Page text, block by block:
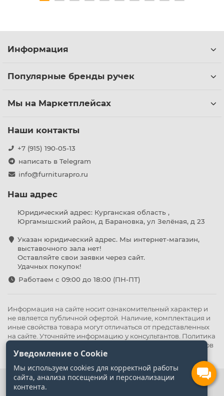
Информация
Популярные бренды ручек
Мы на Маркетплейсах
Наши контакты
+7 (915) 190-05-13
написать в Telegram
info@furniturapro.ru
Наш адрес
Юридический адрес: Курганская область ,
Юргамышский район, д Барановка, ул Зелёная, д 23
Указан юридический адрес. Мы интернет-магазин,
выставочного зала нет!
Оставляйте свои заявки через сайт.
Удачных покупок!
Работаем с 09:00 до 18:00 (ПН-ПТ)
Информация на сайте носит ознакомительный характер и
не является публичной офертой. Наличие, комплектация и
иные свойства товара могут отличаться от представленных
на сайте. Уточняйте информацию у консультантов. Политика
Политика обработки файлов
cookie
Уведомление о Cookie
Мы используем cookies для корректной работы
сайта, анализа посещений и персонализации
контента.